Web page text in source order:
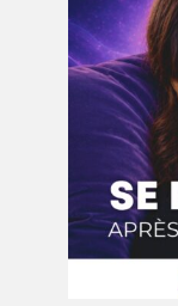
Vous
avez